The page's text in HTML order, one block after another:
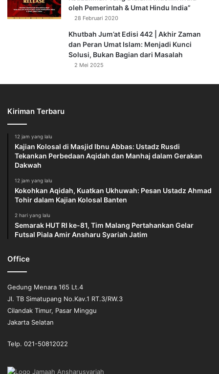
umat yang begitu peliknya. Kewajiban kalian adalah
menunaikan dan menyelesaikannya dengan sebaik-
baiknya. Seberat apapun tugas dan amanah yang kalian
pikul, seyogyanya kalian bersikap pantang mundur dalam
menghadapinya. Sikap yang bijak bagi kalian adalah
berpikir maju ke arah orientasi masa depan, banyak
Terkadang ada diantara pemuda yang hidup di tengah
lingkungan masyarakat yang kondusif, tenang, damai, dan
aman sentosa di bawah naungan pemerintahan yang adil
dan bijaksana dengan tingkat kemakmuran di atas rata-
memiliki rasa tanggung-jawab sosial karena standar beban
dakwah yang memang terlalu ringan. Sebagian besar
waktu mereka habis hanya untuk kepentingan pribadi, tidak
untuk kepentingan umat. Hidupnya banyak diwarnai oleh
kegiatan yang menyenangkan hati sendiri, berfoya-foya,
Sebaliknya pemuda yang hidup di tengah kancah
perjuangan dengan keadaan bangsanya yang terjajah dan
masyarakatnya yang terampas hak-hak hidupnya, dia akan
tumbuh menjadi pejuang yang tangguh.
Apabila tugas suci perjuangan itu dilakukan dengan penuh
akan teraih dengan cepat, sementara balasan Allah
diperoleh dengan mudah.
oleh Pemerintah & Umat Hindu India”
28 Februari 2020
Khutbah Jum’at Edisi 442 | Akhir Zaman
dan Peran Umat Islam: Menjadi Kunci
Solusi, Bukan Bagian dari Masalah
2 Mei 2025
Kiriman Terbaru
12 jam yang lalu
Kajian Kolosal di Masjid Ibnu Abbas: Ustadz Rusdi
Tekankan Perbedaan Aqidah dan Manhaj dalam Gerakan
Dakwah
12 jam yang lalu
Kokohkan Aqidah, Kuatkan Ukhuwah: Pesan Ustadz Ahmad
Tohir dalam Kajian Kolosal Banten
2 hari yang lalu
Semarak HUT RI ke-81, Tim Malang Pertahankan Gelar
Futsal Piala Amir Ansharu Syariah Jatim
Office
Gedung Menara 165 Lt.4
Jl. TB Simatupang No.Kav.1 RT.3/RW.3
Cilandak Timur, Pasar Minggu
Jakarta Selatan
Telp. 021-50812022